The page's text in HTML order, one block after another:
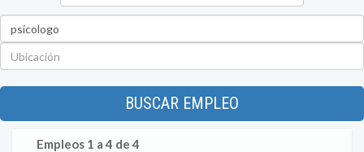
BUSCAR EMPLEO
Empleos 1 a 4 de 4